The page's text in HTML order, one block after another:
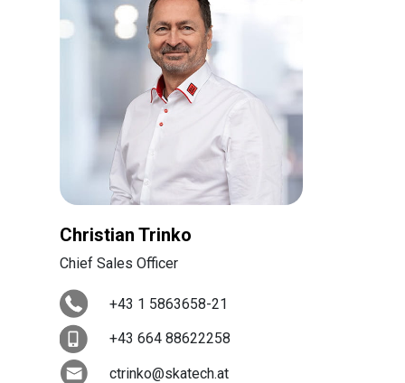
Christian Trinko
Chief Sales Officer
+43 1 5863658-21
+43 664 88622258
ctrinko@skatech.at